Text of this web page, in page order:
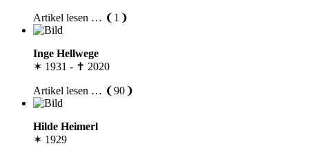
Artikel lesen … ❨1❩
Inge Hellwege
✶ 1931 - ✝ 2020
Artikel lesen … ❨90❩
Hilde Heimerl
✶ 1929